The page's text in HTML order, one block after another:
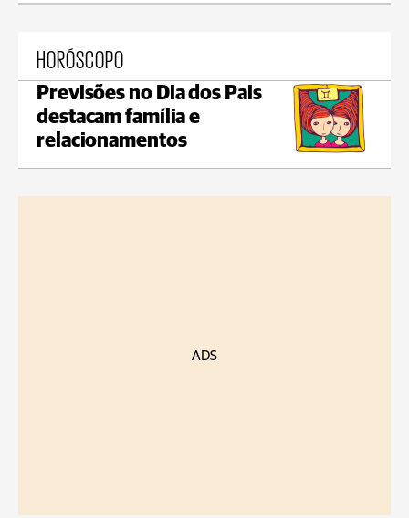
HORÓSCOPO
Previsões no Dia dos Pais
destacam família e
relacionamentos
ADS